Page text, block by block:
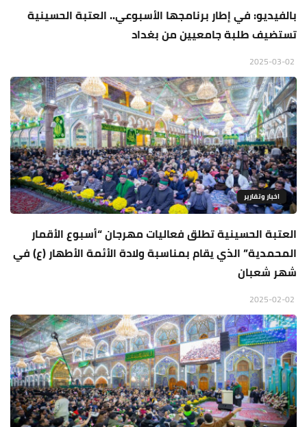
بالفيديو: في إطار برنامجها الأسبوعي.. العتبة الحسينية
تستضيف طلبة جامعيين من بغداد
اخبار وتقارير
العتبة الحسينية تطلق فعاليات مهرجان “أسبوع الأقمار
المحمدية” الذي يقام بمناسبة ولادة الأئمة الأطهار (ع) في
شهر شعبان